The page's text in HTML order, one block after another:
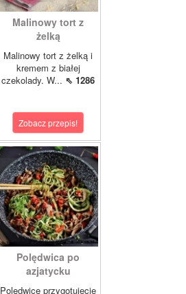
Malinowy tort z
żelką
Malinowy tort z żelką i
kremem z białej
czekolady. W... ⇖ 1286
Zobacz przepis!
Polędwica po
azjatycku
Polędwicę przygotujecie